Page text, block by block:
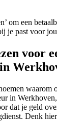
om een
je past voor
voor
waarom
in
dat je geld
Denk